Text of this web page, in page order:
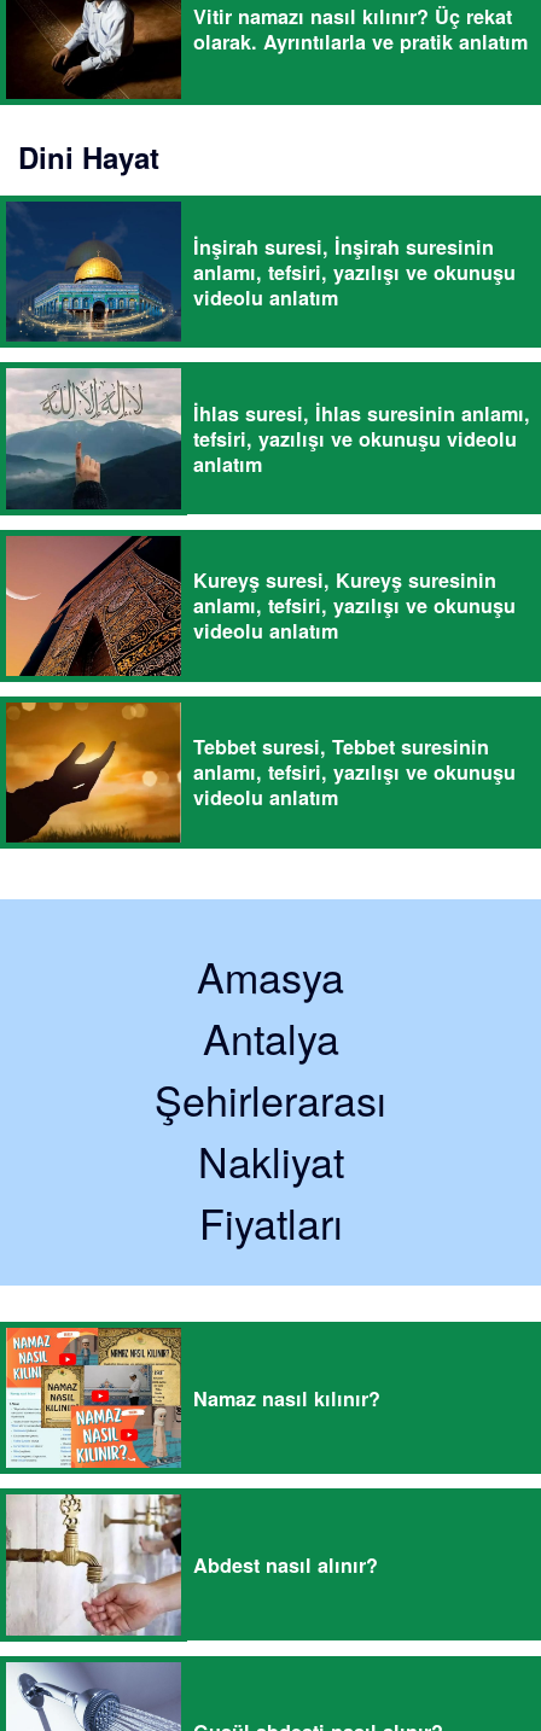
Vitir namazı nasıl kılınır? Üç rekat
olarak. Ayrıntılarla ve pratik anlatım
Dini Hayat
İnşirah suresi, İnşirah suresinin
anlamı, tefsiri, yazılışı ve okunuşu
videolu anlatım
İhlas suresi, İhlas suresinin anlamı,
tefsiri, yazılışı ve okunuşu videolu
anlatım
Kureyş suresi, Kureyş suresinin
anlamı, tefsiri, yazılışı ve okunuşu
videolu anlatım
Tebbet suresi, Tebbet suresinin
anlamı, tefsiri, yazılışı ve okunuşu
videolu anlatım
Amasya
Antalya
Şehirlerarası
Nakliyat
Fiyatları
Namaz nasıl kılınır?
Abdest nasıl alınır?